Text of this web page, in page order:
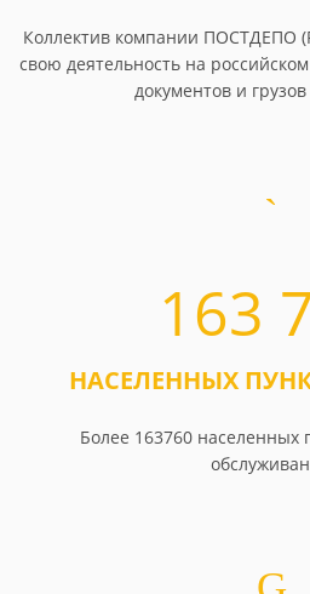
Коллектив компании ПОСТДЕПО
свою деятельность на
документов и
163
НАСЕЛЕННЫХ
Более 163760 населенных